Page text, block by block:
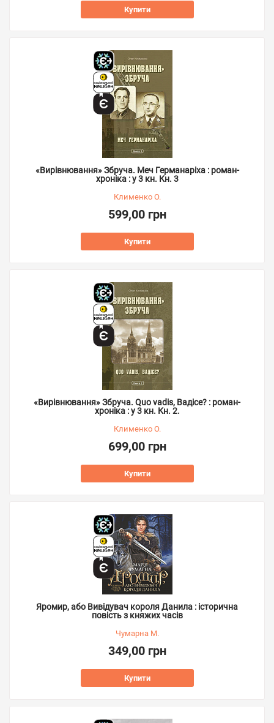
Купити
«Вирівнювання» Збруча. Меч Германаріха : роман-
хроніка : у 3 кн. Кн. 3
Клименко О.
599,00 грн
Купити
«Вирівнювання» Збруча. Quo vadis, Вадісе? : роман-
хроніка : у 3 кн. Кн. 2.
Клименко О.
699,00 грн
Купити
Яромир, або Вивідувач короля Данила : історична
повість з княжих часів
Чумарна М.
349,00 грн
Купити